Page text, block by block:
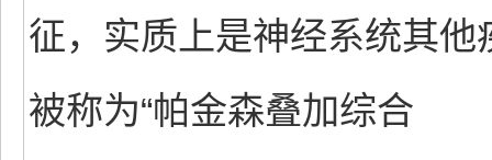
征，实质上是神经系统其
被称为“帕金森叠加综合